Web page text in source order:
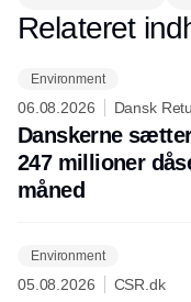
Relateret
Environment
06.08.2026 Dansk
Danskerne
247 millioner
måned
Environment
05.08.2026 CSR.dk